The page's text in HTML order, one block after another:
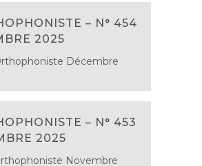
– N° 454
2025
Décembre
– N° 453
2025
Novembre